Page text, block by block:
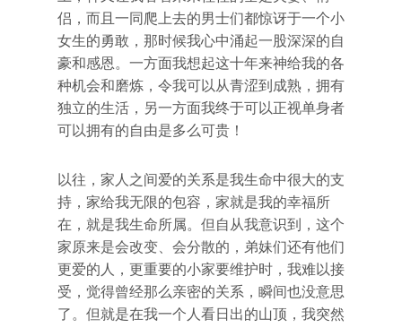
侣，而且一同爬上去的男士们都惊讶于一个小
女生的勇敢，那时候我心中涌起一股深深的自
豪和感恩。一方面我想起这十年来神给我的各
种机会和磨炼，令我可以从青涩到成熟，拥有
独立的生活，另一方面我终于可以正视单身者
可以拥有的自由是多么可贵！
以往，家人之间爱的关系是我生命中很大的支
持，家给我无限的包容，家就是我的幸福所
在，就是我生命所属。但自从我意识到，这个
家原来是会改变、会分散的，弟妹们还有他们
更爱的人，更重要的小家要维护时，我难以接
受，觉得曾经那么亲密的关系，瞬间也没意思
了。但就是在我一个人看日出的山顶，我突然